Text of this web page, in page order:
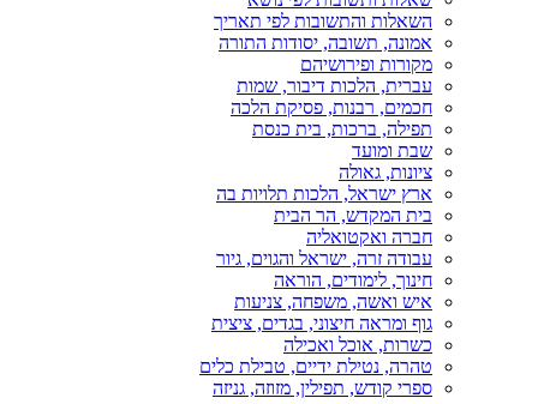
השאלות והתשובות לפי תאריך
אמונה, תשובה, יסודות התורה
מקורות ופירושיהם
עברית, הלכות דיבור, שמות
חכמים, רבנות, פסיקת הלכה
תפילה, ברכות, בית כנסת
שבת ומועד
ציונות, גאולה
ארץ ישראל, הלכות תלויות בה
בית המקדש, הר הבית
חברה ואקטואליה
עבודה זרה, ישראל והגוים, גיור
חינוך, לימודים, הוראה
איש ואשה, משפחה, צניעות
גוף ומראה חיצוני, בגדים, ציצית
כשרות, אוכל ואכילה
טהרה, נטילת ידיים, טבילת כלים
ספרי קודש, תפילין, מזוזה, גניזה